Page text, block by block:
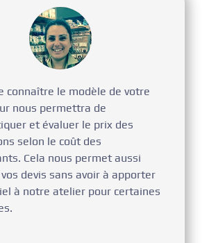
connaître le modèle de votre
nous permettra de
et évaluer le prix des
selon le coût des
Cela nous permet aussi
devis sans avoir à apporter
à notre atelier pour certaines